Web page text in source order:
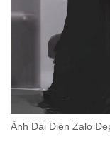
Ảnh Đại Diện Zalo